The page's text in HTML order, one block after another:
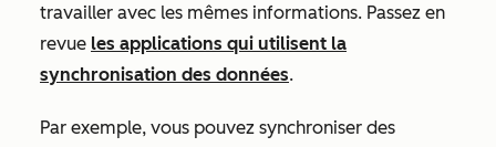
travailler avec les mêmes informations. Passez en
revue les applications qui utilisent la
synchronisation des données.
Par exemple, vous pouvez synchroniser des